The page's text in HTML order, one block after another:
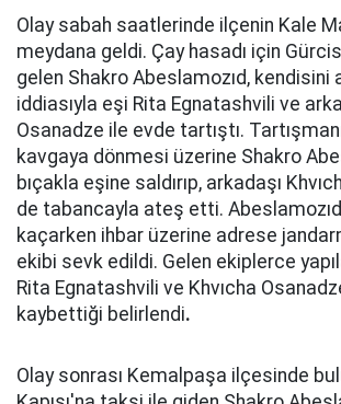
Olay sabah saatlerinde ilçenin Kale
meydana geldi. Çay hasadı için
gelen Shakro Abeslamozıd, kendisini
iddiasıyla eşi Rita Egnatashvili ve
Osanadze ile evde tartıştı.
kavgaya dönmesi üzerine Shakro
bıçakla eşine saldırıp, arkadaşı
de tabancayla ateş etti.
kaçarken ihbar üzerine adrese
ekibi sevk edildi. Gelen ekiplerce
Rita Egnatashvili ve Khvıcha
kaybettiği belirlendi.
Olay sonrası Kemalpaşa ilçesinde